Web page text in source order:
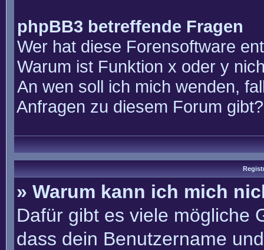
phpBB3 betreffende Fragen
Wer hat diese Forensoftware
Warum ist Funktion x oder y
An wen soll ich mich wenden,
Anfragen zu diesem Forum gibt?
» Warum kann ich mich
Dafür gibt es viele mögliche
dass dein Benutzername